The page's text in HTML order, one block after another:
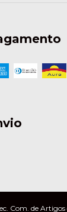
Com. de Artigos